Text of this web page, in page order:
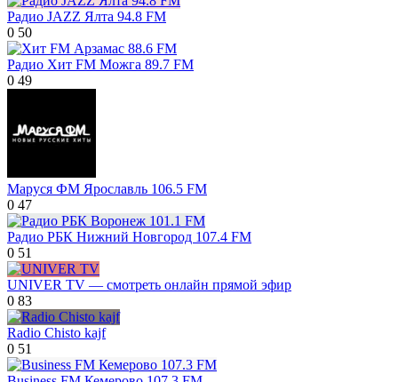
Радио JAZZ Ялта 94.8 FM
0 50
Радио Хит FM Можга 89.7 FM
0 49
Маруся ФМ Ярославль 106.5 FM
0 47
Радио РБК Нижний Новгород 107.4 FM
0 51
UNIVER TV — смотреть онлайн прямой эфир
0 83
Radio Chisto kajf
0 51